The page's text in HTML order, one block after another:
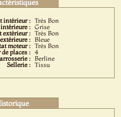
intérieur : Très Bon
: Grise
extérieur : Très Bon
: Bleue
moteur : Très Bon
places : 4
: Berline
Sellerie : Tissu